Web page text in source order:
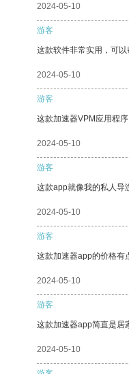
2024-05-10
游客
这款软件非常实用，可
2024-05-10
游客
这款加速器VPM应用程
2024-05-10
游客
这款app就像我的私人导
2024-05-10
游客
这款加速器app的价格有
2024-05-10
游客
这款加速器app简直是居
2024-05-10